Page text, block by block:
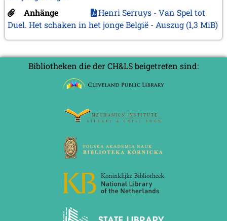
Anhänge
Henri Serruys - Van Spel tot
Duel. Het schaken in het jonge België - Auszug (1,3 MiB)
Bibliotheken die der CH&LS beigetreten sind: